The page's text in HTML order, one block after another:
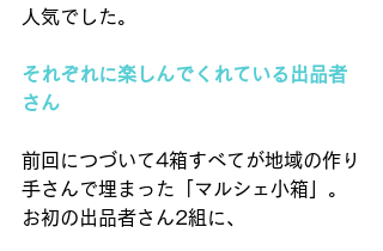
人気でした。
それぞれに楽しんでくれている出品者
さん
前回につづいて4箱すべてが地域の作り
手さんで埋まった「マルシェ小箱」。
お初の出品者さん2組に、